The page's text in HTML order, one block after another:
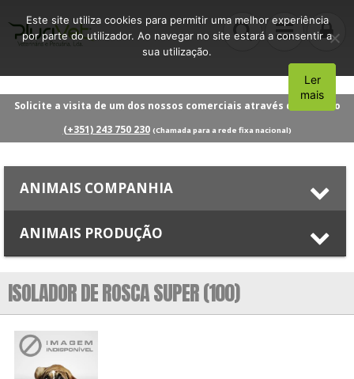
Solicite a visita de um dos nossos comerciais através do número
(+351) 243 750 230 (Chamada para a rede fixa nacional)
ANIMAIS COMPANHIA
ANIMAIS PRODUÇÃO
ISOLADOR DE ROSCA SUPER (100)
Este site utiliza cookies para permitir uma melhor experiência
por parte do utilizador. Ao navegar no site estará a consentir a
sua utilização.
Aceito
Ler
mais